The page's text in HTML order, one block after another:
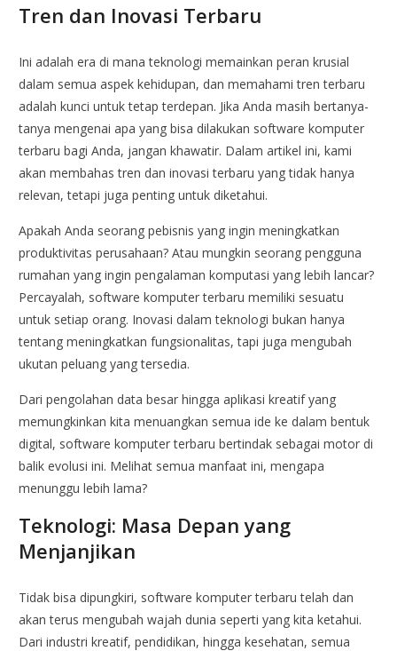
Tren dan Inovasi Terbaru
Ini adalah era di mana teknologi memainkan peran krusial
dalam semua aspek kehidupan, dan memahami tren terbaru
adalah kunci untuk tetap terdepan. Jika Anda masih bertanya-
tanya mengenai apa yang bisa dilakukan software komputer
terbaru bagi Anda, jangan khawatir. Dalam artikel ini, kami
akan membahas tren dan inovasi terbaru yang tidak hanya
relevan, tetapi juga penting untuk diketahui.
Apakah Anda seorang pebisnis yang ingin meningkatkan
produktivitas perusahaan? Atau mungkin seorang pengguna
rumahan yang ingin pengalaman komputasi yang lebih lancar?
Percayalah, software komputer terbaru memiliki sesuatu
untuk setiap orang. Inovasi dalam teknologi bukan hanya
tentang meningkatkan fungsionalitas, tapi juga mengubah
ukutan peluang yang tersedia.
Dari pengolahan data besar hingga aplikasi kreatif yang
memungkinkan kita menuangkan semua ide ke dalam bentuk
digital, software komputer terbaru bertindak sebagai motor di
balik evolusi ini. Melihat semua manfaat ini, mengapa
menunggu lebih lama?
Teknologi: Masa Depan yang
Menjanjikan
Tidak bisa dipungkiri, software komputer terbaru telah dan
akan terus mengubah wajah dunia seperti yang kita ketahui.
Dari industri kreatif, pendidikan, hingga kesehatan, semua